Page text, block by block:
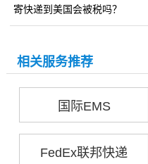
寄快递到美国会被税吗？
相关服务推荐
国际EMS
FedEx联邦快递